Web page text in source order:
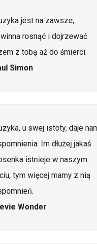
jest na zawsze;
rosnąć i dojrzewać
z tobą aż do śmierci.
Simon
u swej istoty, daje
Im dłużej jakaś
istnieje w naszym
tym więcej mamy z nią
Wonder